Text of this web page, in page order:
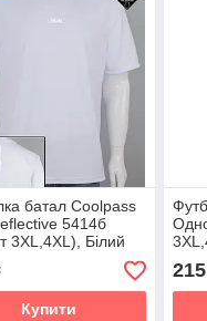
батал Coolpass
5414б
3XL,4XL), Білий
Купити
215